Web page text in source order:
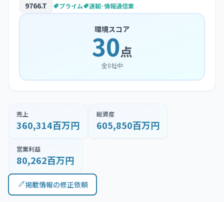
9766.T プライム 運輸･情報通信業
環境スコア
30点
全0社中
売上
360,314百万円
総資産
605,850百万円
営業利益
80,262百万円
掲載情報の修正依頼